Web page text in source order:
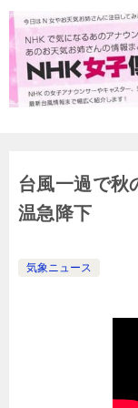
台風一過で秋
温急降下
気象ニュース